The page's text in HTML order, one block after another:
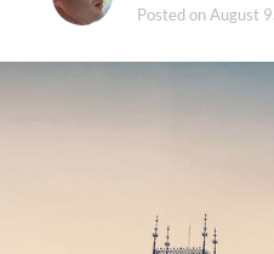
Posted onAugust